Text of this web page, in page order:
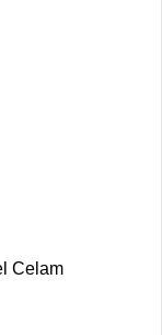
Celam